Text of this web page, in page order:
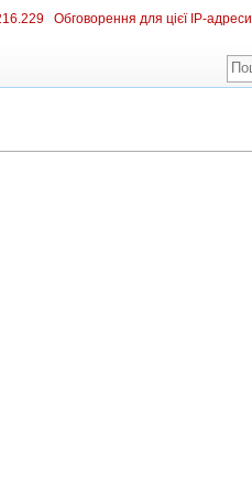
Обговорення для цієї IP-адреси